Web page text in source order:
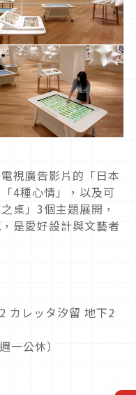
視廣告影片的「日本
4種心情」，以及可
桌」3個主題展開，
是愛好設計與文藝者
カレッタ汐留 地下2
一公休）